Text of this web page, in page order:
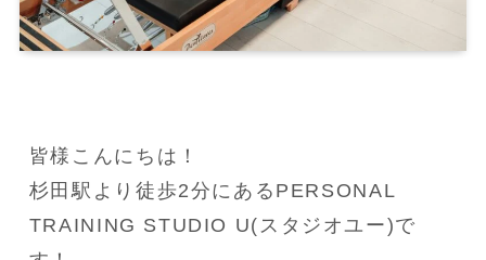
皆様こんにちは！
杉田駅より徒歩2分にあるPERSONAL
TRAINING STUDIO U(スタジオユー)で